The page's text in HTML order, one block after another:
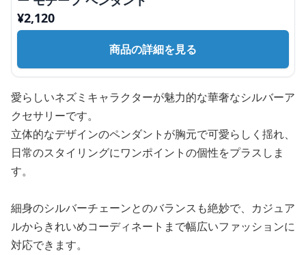
¥2,120
商品の詳細を見る
愛らしいネズミキャラクターが魅力的な華奢なシルバーア
クセサリーです。
立体的なデザインのペンダントが胸元で可愛らしく揺れ、
日常のスタイリングにワンポイントの個性をプラスしま
す。
細身のシルバーチェーンとのバランスも絶妙で、カジュア
ルからきれいめコーディネートまで幅広いファッションに
対応できます。